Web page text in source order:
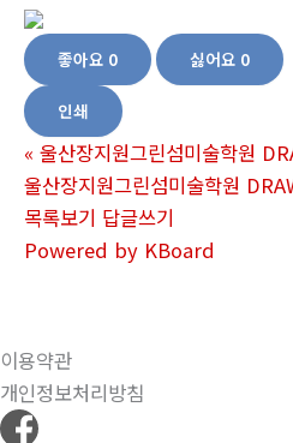
좋아요 0 싫어요 0
인쇄
« 울산장지원그린섬미술학원
울산장지원그린섬미술학원
목록보기 답글쓰기
Powered by KBoard
이용약관
개인정보처리방침